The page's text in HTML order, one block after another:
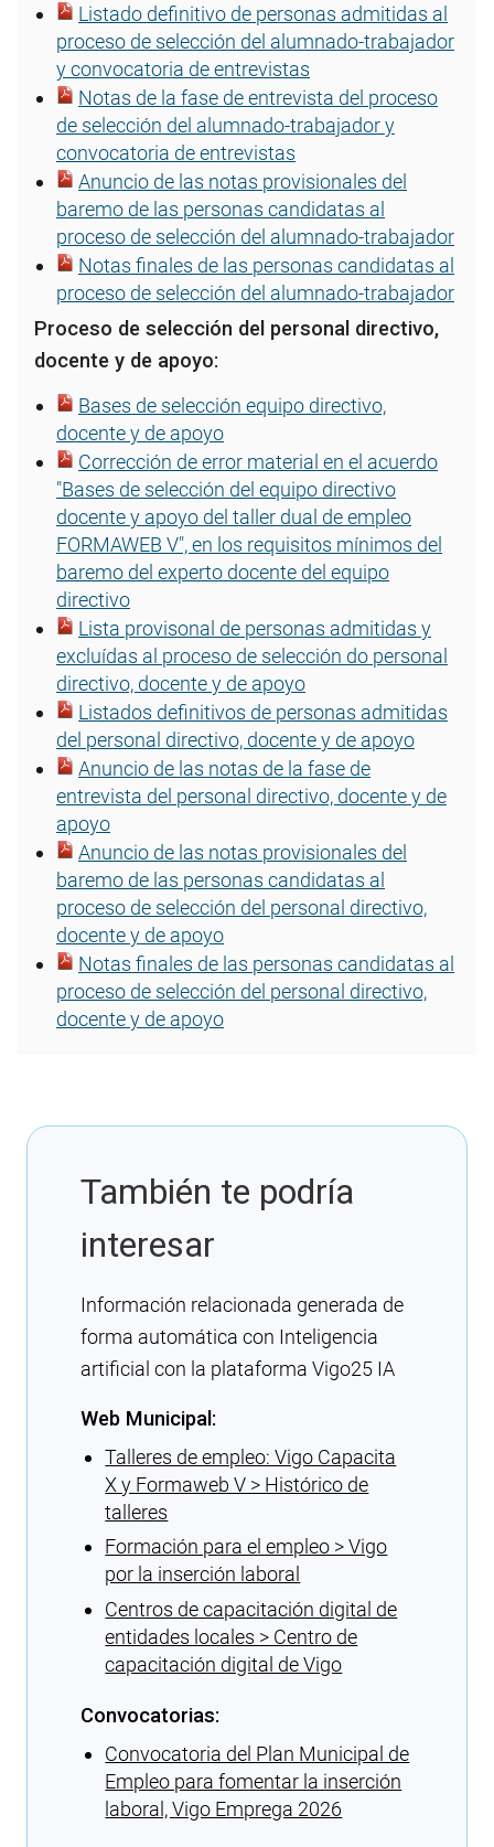
Listado definitivo de personas admitidas al
proceso de selección del alumnado-trabajador
y convocatoria de entrevistas
Notas de la fase de entrevista del proceso
de selección del alumnado-trabajador y
convocatoria de entrevistas
Anuncio de las notas provisionales del
baremo de las personas candidatas al
proceso de selección del alumnado-trabajador
Notas finales de las personas candidatas al
proceso de selección del alumnado-trabajador
Proceso de selección del personal directivo,
docente y de apoyo:
Bases de selección equipo directivo,
docente y de apoyo
Corrección de error material en el acuerdo
"Bases de selección del equipo directivo
docente y apoyo del taller dual de empleo
FORMAWEB V", en los requisitos mínimos del
baremo del experto docente del equipo
directivo
Lista provisonal de personas admitidas y
excluídas al proceso de selección do personal
directivo, docente y de apoyo
Listados definitivos de personas admitidas
del personal directivo, docente y de apoyo
Anuncio de las notas de la fase de
entrevista del personal directivo, docente y de
apoyo
Anuncio de las notas provisionales del
baremo de las personas candidatas al
proceso de selección del personal directivo,
docente y de apoyo
Notas finales de las personas candidatas al
proceso de selección del personal directivo,
docente y de apoyo
También te podría
interesar
Información relacionada generada de
forma automática con Inteligencia
artificial con la plataforma Vigo25 IA
Web Municipal:
Talleres de empleo: Vigo Capacita
X y Formaweb V > Histórico de
talleres
Formación para el empleo > Vigo
por la inserción laboral
Centros de capacitación digital de
entidades locales > Centro de
capacitación digital de Vigo
Convocatorias:
Convocatoria del Plan Municipal de
Empleo para fomentar la inserción
laboral, Vigo Emprega 2026